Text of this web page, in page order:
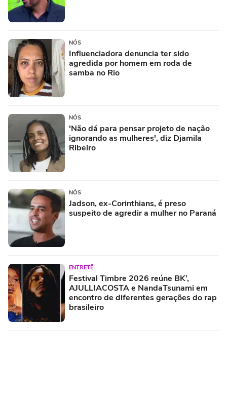
NÓS
Influenciadora denuncia ter sido
agredida por homem em roda de
samba no Rio
NÓS
'Não dá para pensar projeto de nação
ignorando as mulheres', diz Djamila
Ribeiro
NÓS
Jadson, ex-Corinthians, é preso
suspeito de agredir a mulher no Paraná
ENTRETÊ
Festival Timbre 2026 reúne BK’,
AJULLIACOSTA e NandaTsunami em
encontro de diferentes gerações do rap
brasileiro